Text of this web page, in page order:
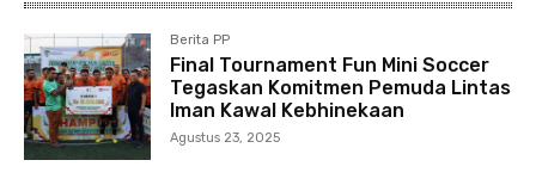
Berita PP
Final Tournament Fun Mini Soccer
Tegaskan Komitmen Pemuda Lintas
Iman Kawal Kebhinekaan
Agustus 23, 2025